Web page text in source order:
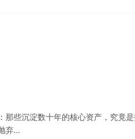
那些沉淀数十年的核心资产，究竟
弃…